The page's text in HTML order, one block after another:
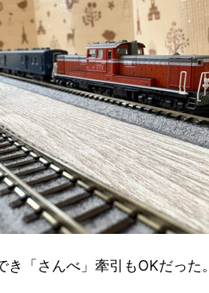
き「さんべ」牽引もOKだった。